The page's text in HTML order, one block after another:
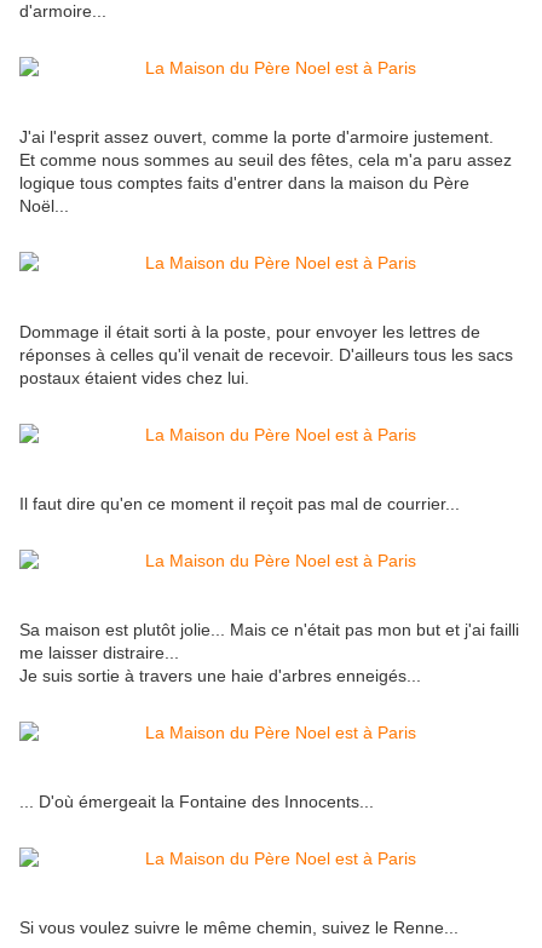
d'armoire...
J'ai l'esprit assez ouvert, comme la porte d'armoire justement.
Et comme nous sommes au seuil des fêtes, cela m'a paru assez
logique tous comptes faits d'entrer dans la maison du Père
Noël...
Dommage il était sorti à la poste, pour envoyer les lettres de
réponses à celles qu'il venait de recevoir. D'ailleurs tous les sacs
postaux étaient vides chez lui.
Il faut dire qu'en ce moment il reçoit pas mal de courrier...
Sa maison est plutôt jolie... Mais ce n'était pas mon but et j'ai failli
me laisser distraire...
Je suis sortie à travers une haie d'arbres enneigés...
... D'où émergeait la Fontaine des Innocents...
Si vous voulez suivre le même chemin, suivez le Renne...